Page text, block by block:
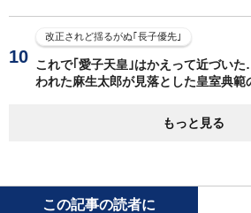
改正されど揺るがぬ｢長子優先｣
これで｢愛子天皇｣はかえって近づい
われた麻生太郎が見落とした皇室典範
もっと見る
この記事の読者に